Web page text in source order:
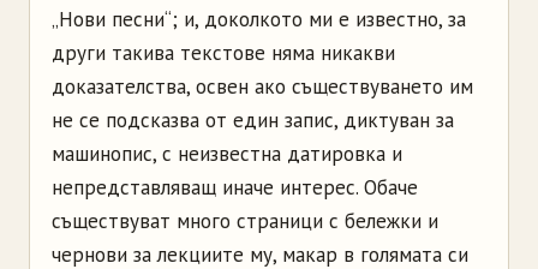
„Нови песни“; и, доколкото ми е известно, за
други такива текстове няма никакви
доказателства, освен ако съществуването им
не се подсказва от един запис, диктуван за
машинопис, с неизвестна датировка и
непредставляващ иначе интерес. Обаче
съществуват много страници с бележки и
чернови за лекциите му, макар в голямата си